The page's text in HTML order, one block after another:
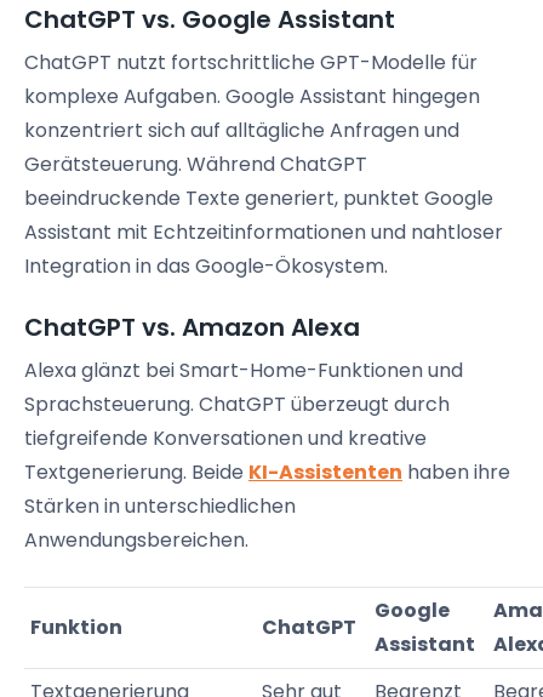
ChatGPT vs. Google Assistant
ChatGPT nutzt fortschrittliche GPT-Modelle für
komplexe Aufgaben. Google Assistant hingegen
konzentriert sich auf alltägliche Anfragen und
Gerätsteuerung. Während ChatGPT
beeindruckende Texte generiert, punktet Google
Assistant mit Echtzeitinformationen und nahtloser
Integration in das Google-Ökosystem.
ChatGPT vs. Amazon Alexa
Alexa glänzt bei Smart-Home-Funktionen und
Sprachsteuerung. ChatGPT überzeugt durch
tiefgreifende Konversationen und kreative
Textgenerierung. Beide KI-Assistenten haben ihre
Stärken in unterschiedlichen
Anwendungsbereichen.
Funktion ChatGPT
Google
Assistant